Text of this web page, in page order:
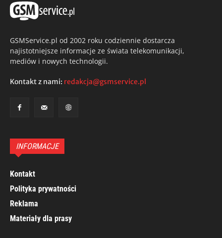
GSMService.pl od 2002 roku codziennie dostarcza
najistotniejsze informacje ze świata telekomunikacji,
mediów i nowych technologii.
Kontakt z nami: redakcja@gsmservice.pl
INFORMACJE
Kontakt
Polityka prywatności
Reklama
Materiały dla prasy